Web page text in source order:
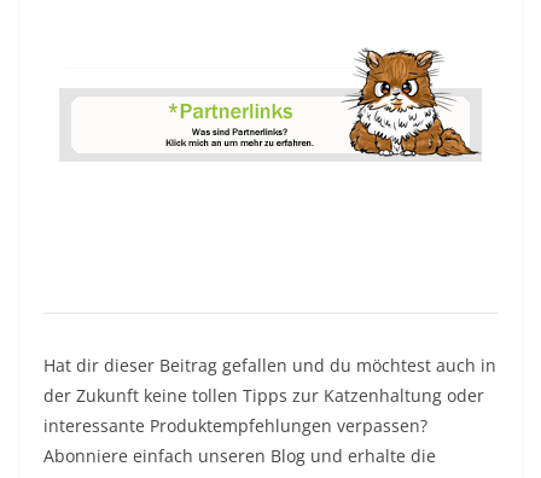
Hat dir dieser Beitrag gefallen und du möchtest auch in
der Zukunft keine tollen Tipps zur Katzenhaltung oder
interessante Produktempfehlungen verpassen?
Abonniere einfach unseren Blog und erhalte die